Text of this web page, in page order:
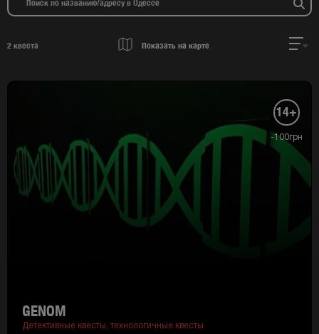
2 квеста Показать на карте
14+
-100грн
GENOM
Детективные квесты,технологичные квесты